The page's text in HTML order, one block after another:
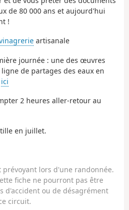
de 80 000 ans et aujourd'hui
!
artisanale
journée : une des œuvres
de partages des eaux en
ici
2 heures aller-retour au
en juillet.
lors d'une randonnée.
fiche ne pourront pas être
d'accident ou de désagrément
circuit.